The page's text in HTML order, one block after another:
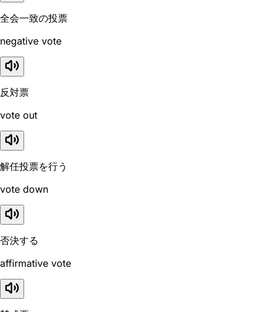
全会一致の投票
negative vote
反対票
vote out
解任投票を行う
vote down
否決する
affirmative vote